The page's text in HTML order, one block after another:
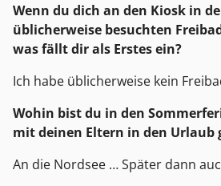
Wenn du dich an den Kiosk in
üblicherweise besuchten
was fällt dir als Erstes ein?
Ich habe üblicherweise kein
Wohin bist du in den
mit deinen Eltern in den Urlaub
An die Nordsee … Später dann